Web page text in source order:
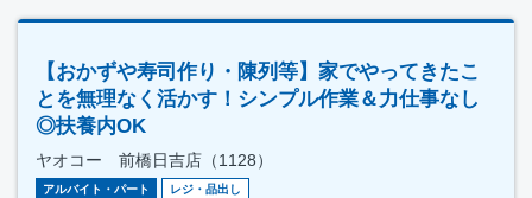
【おかずや寿司作り・陳列等】家でやってきたこ
とを無理なく活かす！シンプル作業＆力仕事なし
◎扶養内OK
ヤオコー 前橋日吉店（1128）
アルバイト・パート レジ・品出し